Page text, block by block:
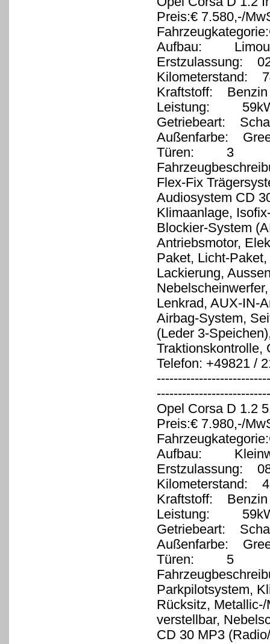
Preis:€ 7.580,-/
Aufbau:
Erstzulassung:
Kilometerstand:
Kraftstoff: Benzin
Leistung:
Getriebeart:
Außenfarbe:
Türen: 3
Flex-Fix
Audiosystem CD
Klimaanlage,
Blockier-System
Antriebsmotor,
Paket, Licht-
Lackierung,
Lenkrad, AUX-IN-
Airbag-System,
(Leder 3-
Traktionskontrolle,
Telefon: +49821 /
Opel Corsa D 1.2
Preis:€ 7.980,-/
Aufbau:
Erstzulassung:
Kilometerstand:
Kraftstoff: Benzin
Leistung:
Getriebeart:
Außenfarbe:
Türen: 5
Parkpilotsystem,
Rücksitz,
verstellbar,
CD 30 MP3